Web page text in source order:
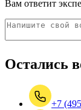
Вам ответит
Остались
+7